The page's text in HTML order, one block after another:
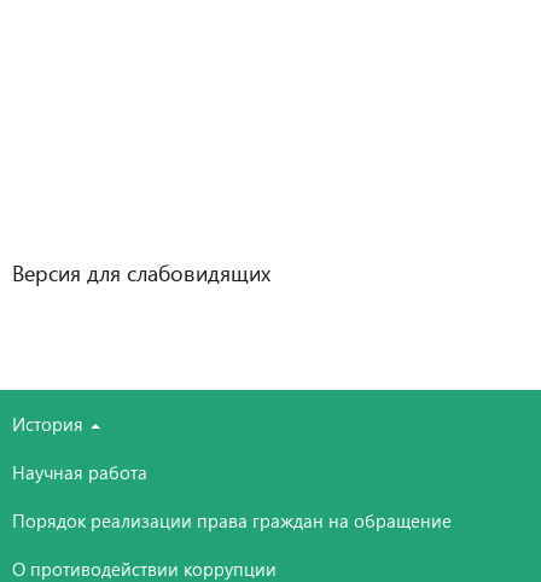
Версия для слабовидящих
История
Научная работа
Порядок реализации права граждан на обращение
О противодействии коррупции